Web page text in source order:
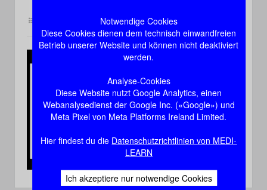
Notwendige Cookies
Diese Cookies dienen dem technisch einwandfreien
Betrieb unserer Website und können nicht deaktiviert
werden.
Analyse-Cookies
Diese Website nutzt Google Analytics, einen
Webanalysedienst der Google Inc. («Google») und
Meta Pixel von Meta Platforms Ireland Limited.
Hier findest du die Datenschutzrichtlinien von MEDI-
LEARN
Ich akzeptiere nur notwendige Cookies
Demozugang, das Video stoppt nach 60 Sekunden
Video